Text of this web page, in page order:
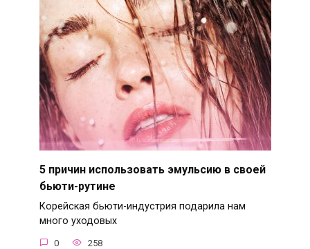
5 причин использовать эмульсию в своей
бьюти-рутине
Корейская бьюти-индустрия подарила нам
много уходовых
0 258